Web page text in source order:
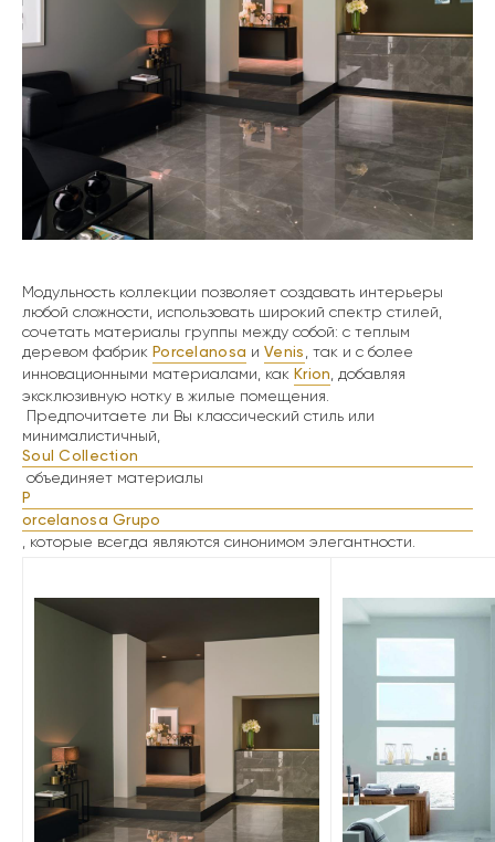
Модульность коллекции позволяет создавать интерьеры
любой сложности, использовать широкий спектр стилей,
сочетать материалы группы между собой: с теплым
деревом фабрик Porcelanosa иVenis , так и с более
инновационными материалами, как Krion , добавляя
эксклюзивную нотку в жилые помещения.
Предпочитаете ли Вы классический стиль или
минималистичный,
Soul Collection
объединяет материалы
P
orcelanosa Grupo
, которые всегда являются синонимом элегантности.